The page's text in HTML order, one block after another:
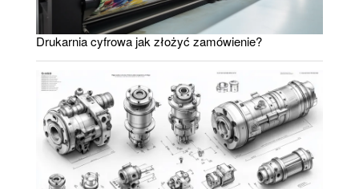
Drukarnia cyfrowa jak złożyć zamówienie?